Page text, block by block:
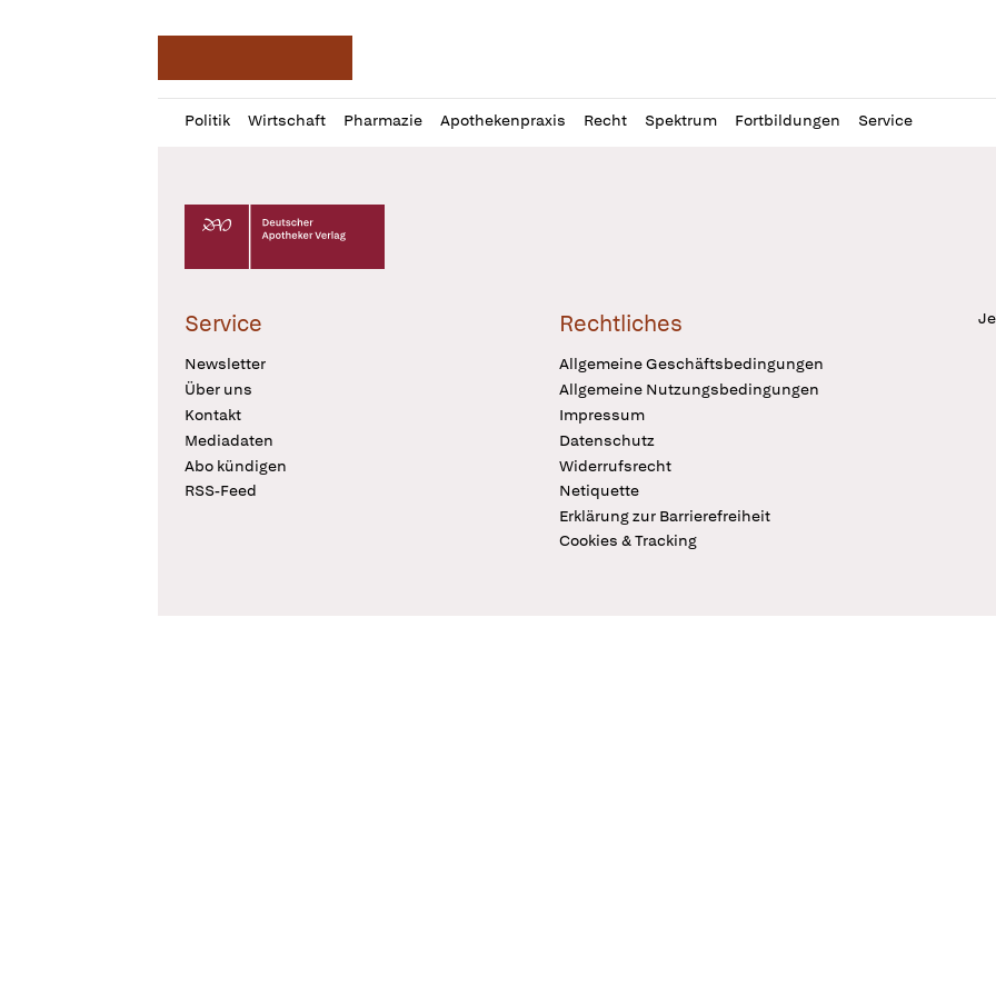
Politik Wirtschaft Pharmazie Apothekenpraxis Recht Spektrum Fortbildungen Service
Profil
öffnen
Daz
Pur
Deutscher Apotheker Verlag Logo
Service
Newsletter
Über uns
Kontakt
Mediadaten
Abo kündigen
RSS-Feed
Rechtliches
Allgemeine Geschäftsbedingungen
Allgemeine Nutzungsbedingungen
Impressum
Datenschutz
Widerrufsrecht
Netiquette
Erklärung zur Barrierefreiheit
Cookies & Tracking